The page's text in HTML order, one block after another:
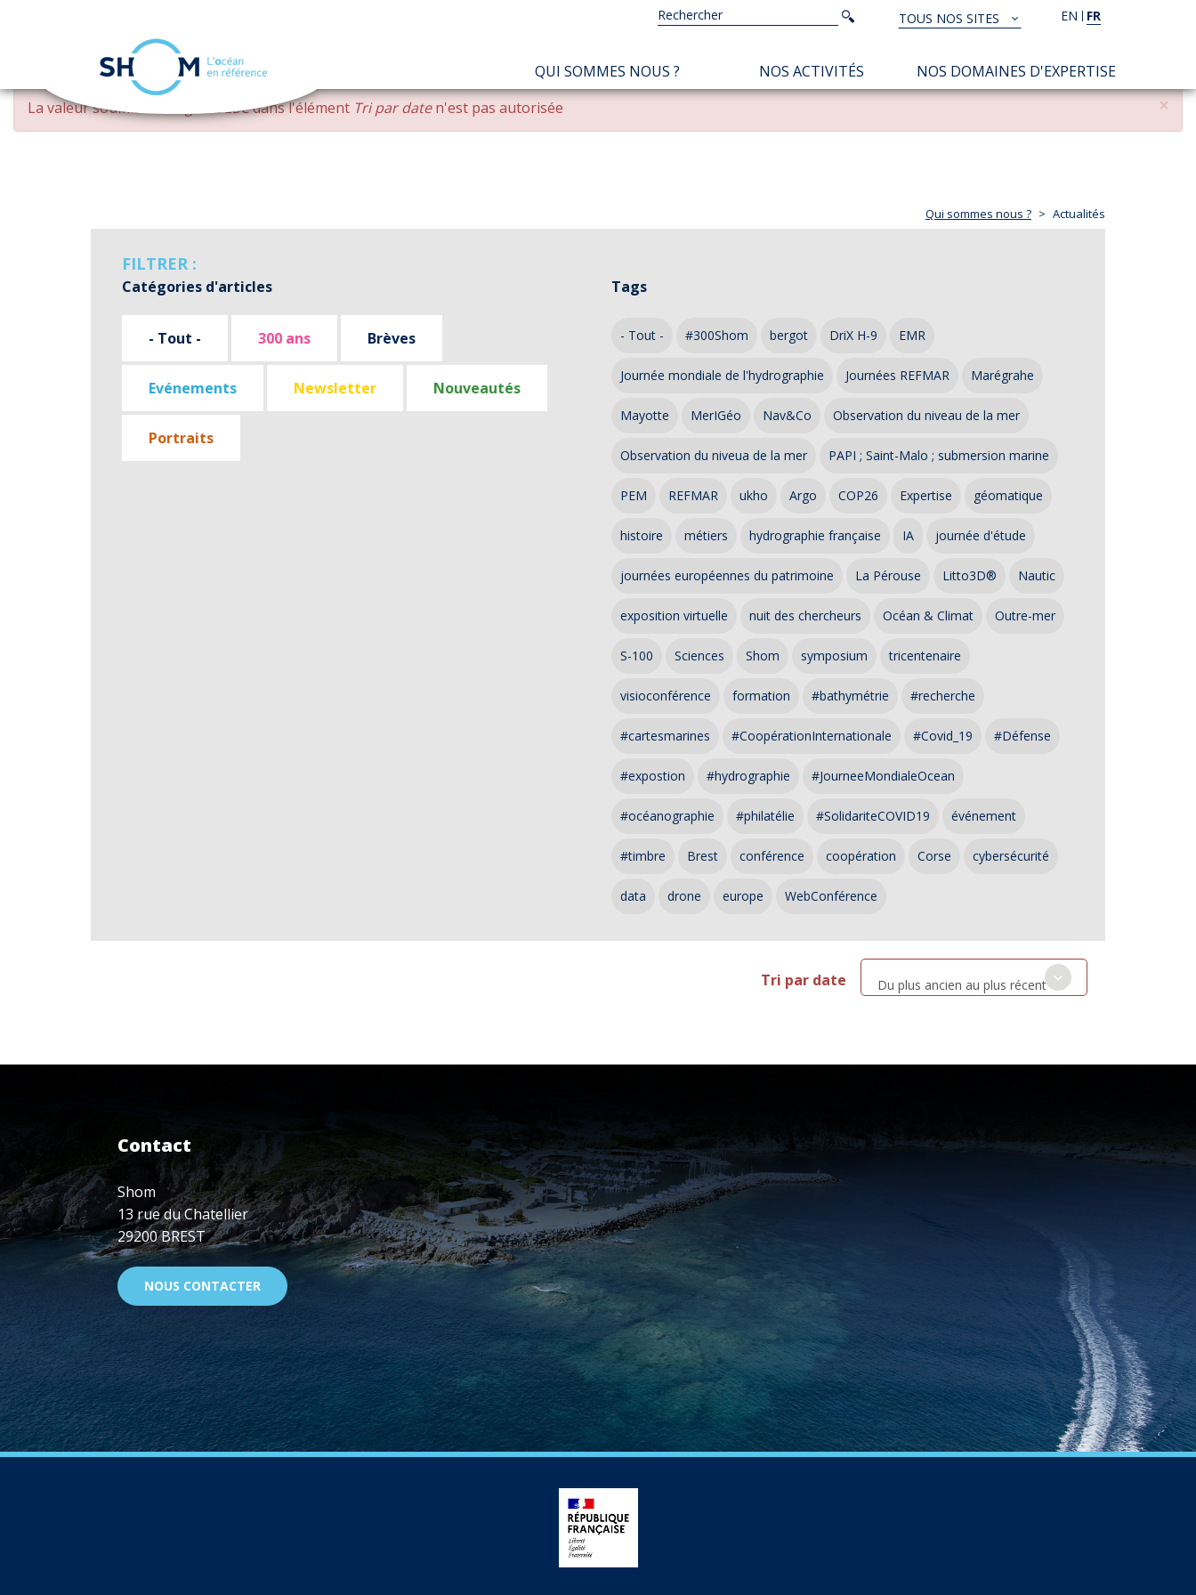
Aller
contenu
EN FR
TOUS
NOS
SITES
TOUS NOS SITES
Rechercher
Rechercher
NAVIGATION
PRINCIPALE
QUI SOMMES NOUS ? NOS ACTIVITÉS NOS DOMAINES D'EXPERTISE
×
MESSAGE
D'ERREUR
La valeur soumise changed DESCdans l'élément Tri par daten'est pas autorisée
Qui sommes nous ? Actualités
FILTRER :
Catégories d'articles
- Tout - 300 ans Brèves
Evénements Newsletter Nouveautés
Portraits
Tags
- Tout - #300Shom bergot DriX H-9 EMR
Journée mondiale de l'hydrographie Journées REFMAR Marégrahe
Mayotte MerIGéo Nav&Co Observation du niveau de la mer
Observation du niveua de la mer PAPI ; Saint-Malo ; submersion marine
PEM REFMAR ukho Argo COP26 Expertise géomatique
histoire métiers hydrographie française IA journée d'étude
journées européennes du patrimoine La Pérouse Litto3D® Nautic
exposition virtuelle nuit des chercheurs Océan & Climat Outre-mer
S-100 Sciences Shom symposium tricentenaire
visioconférence formation #bathymétrie #recherche
#cartesmarines #CoopérationInternationale #Covid_19 #Défense
#expostion #hydrographie #JourneeMondialeOcean
#océanographie #philatélie #SolidariteCOVID19 événement
#timbre Brest conférence coopération Corse cybersécurité
data drone europe WebConférence
Tri par date Du plus ancien au plus récent
Contact
Shom
13 rue du Chatellier
29200 BREST
NOUS CONTACTER